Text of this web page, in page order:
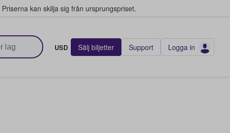
Priserna kan skilja sig från ursprungspriset.
USD Sälj biljetter Support Logga in